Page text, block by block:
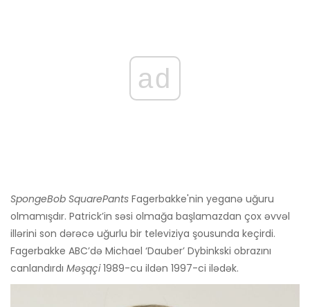
ad
SpongeBob SquarePants Fagerbakke'nin yeganə uğuru
olmamışdır. Patrick’in səsi olmağa başlamazdan çox əvvəl
illərini son dərəcə uğurlu bir televiziya şousunda keçirdi.
Fagerbakke ABC’də Michael ‘Dauber’ Dybinkski obrazını
canlandırdı Məşqçi1989-cu ildən 1997-ci ilədək.